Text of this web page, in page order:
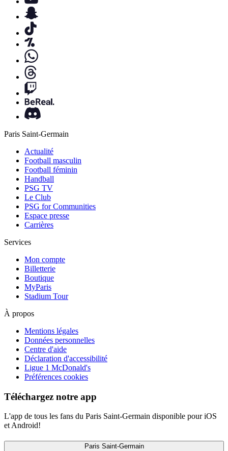
Paris Saint-Germain
Actualité
Football masculin
Football féminin
Handball
PSG TV
Le Club
PSG for Communities
Espace presse
Carrières
Services
Mon compte
Billetterie
Boutique
MyParis
Stadium Tour
À propos
Mentions légales
Données personnelles
Centre d'aide
Déclaration d'accessibilité
Ligue 1 McDonald's
Préférences cookies
Téléchargez notre app
L'app de tous les fans du Paris Saint-Germain disponible pour iOS
et Android!
Paris Saint-Germain